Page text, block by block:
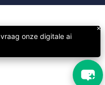
onze digitale ai
×